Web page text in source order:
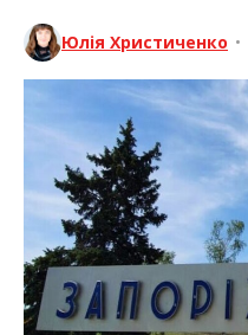
Юлія Христиченко •